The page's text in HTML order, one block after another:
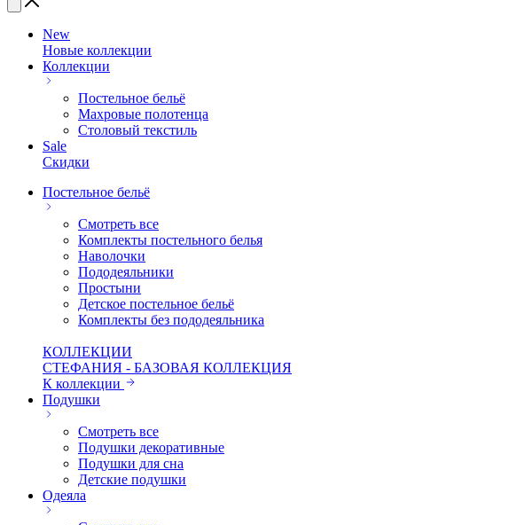
New
Новые коллекции
Коллекции
Постельное бельё
Махровые полотенца
Столовый текстиль
Sale
Скидки
Постельное бельё
Смотреть все
Комплекты постельного белья
Наволочки
Пододеяльники
Простыни
Детское постельное бельё
Комплекты без пододеяльника
КОЛЛЕКЦИИ
СТЕФАНИЯ - БАЗОВАЯ КОЛЛЕКЦИЯ
К коллекции
Подушки
Смотреть все
Подушки декоративные
Подушки для сна
Детские подушки
Одеяла